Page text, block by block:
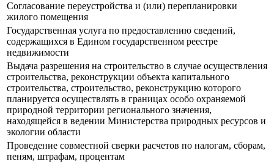
Согласование переустройства и (или) перепланировки
жилого помещения
Государственная услуга по предоставлению сведений,
содержащихся в Едином государственном реестре
недвижимости
Выдача разрешения на строительство в случае осуществления
строительства, реконструкции объекта капитального
строительства, строительство, реконструкцию которого
планируется осуществлять в границах особо охраняемой
природной территории регионального значения,
находящейся в ведении Министерства природных ресурсов и
экологии области
Проведение совместной сверки расчетов по налогам, сборам,
пеням, штрафам, процентам